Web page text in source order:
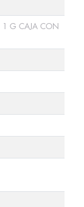
1 G CAJA CON